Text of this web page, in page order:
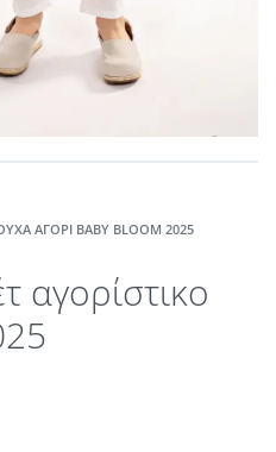
ΑΓΌΡΙ ΒABY ΒLOOM 2025
αγορίστικο